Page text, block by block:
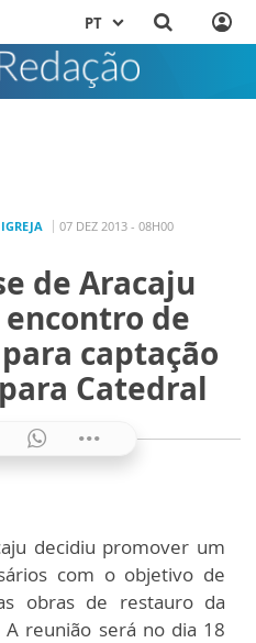
PT
IGREJA 07 DEZ 2013 - 08H00
de Aracaju
de
captação
Catedral
decidiu promover um
com o objetivo de
obras de restauro da
reunião será no dia 18